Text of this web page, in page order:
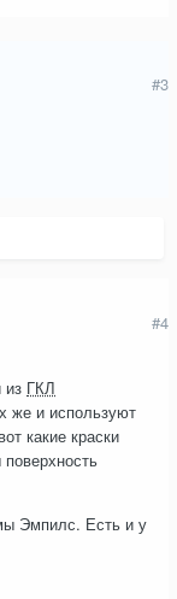
#3
#4
из ГКЛ
же и используют
какие краски
Эмпилс. Есть и у